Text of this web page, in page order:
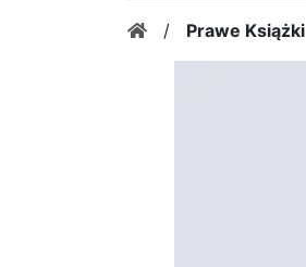
/ Prawe Książki